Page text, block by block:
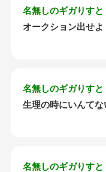
名無しのギガりすと
オークション出せよ
名無しのギガりすと
生理の時にいんてな
名無しのギガりすと